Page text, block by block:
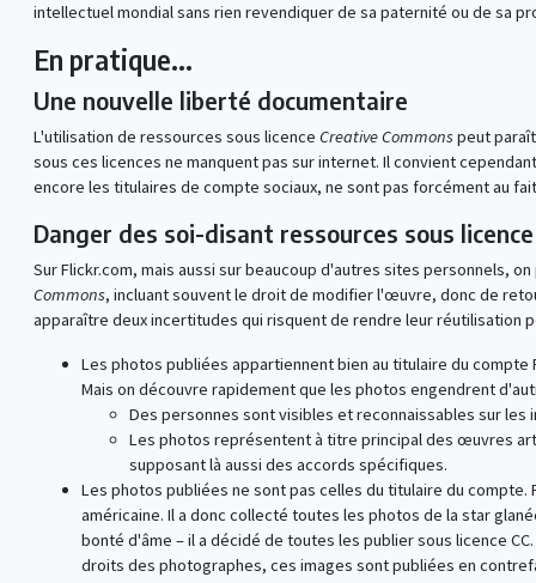
intellectuel mondial sans rien revendiquer de sa paternité ou de sa
En pratique...
Une nouvelle liberté documentaire
L'utilisation de ressources sous licence Creative Commons peut
sous ces licences ne manquent pas sur internet. Il convient
encore les titulaires de compte sociaux, ne sont pas forcément au
Danger des soi-disant ressources sous
Sur Flickr.com, mais aussi sur beaucoup d'autres sites personnels,
Commons, incluant souvent le droit de modifier l'œuvre, donc de
apparaître deux incertitudes qui risquent de rendre leur réutilisation
Les photos publiées appartiennent bien au titulaire du compte
Mais on découvre rapidement que les photos engendrent
Des personnes sont visibles et reconnaissables sur
Les photos représentent à titre principal des œuvres
supposant là aussi des accords spécifiques.
Les photos publiées ne sont pas celles du titulaire du
américaine. Il a donc collecté toutes les photos de la star
bonté d'âme – il a décidé de toutes les publier sous licence
droits des photographes, ces images sont publiées en